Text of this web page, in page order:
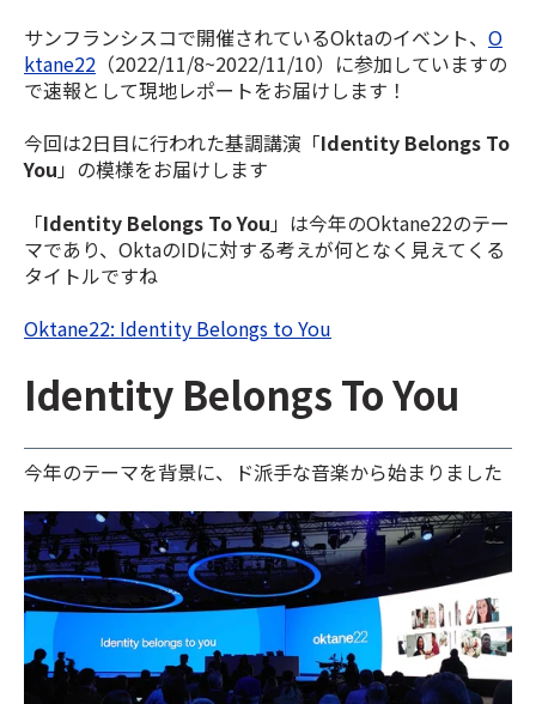
サンフランシスコで開催されているOktaのイベント、 O
ktane22 （2022/11/8~2022/11/10）に参加していますの
で速報として現地レポートをお届けします！
今回は2日目に行われた基調講演「Identity Belongs To
You」の模様をお届けします
「Identity Belongs To You 」は今年のOktane22のテー
マであり、OktaのIDに対する考えが何となく見えてくる
タイトルですね
Oktane22: Identity Belongs to You
Identity Belongs To You
今年のテーマを背景に、ド派手な音楽から始まりました